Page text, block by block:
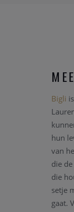
Bigli
hun
van
die
die
setje
gaat.